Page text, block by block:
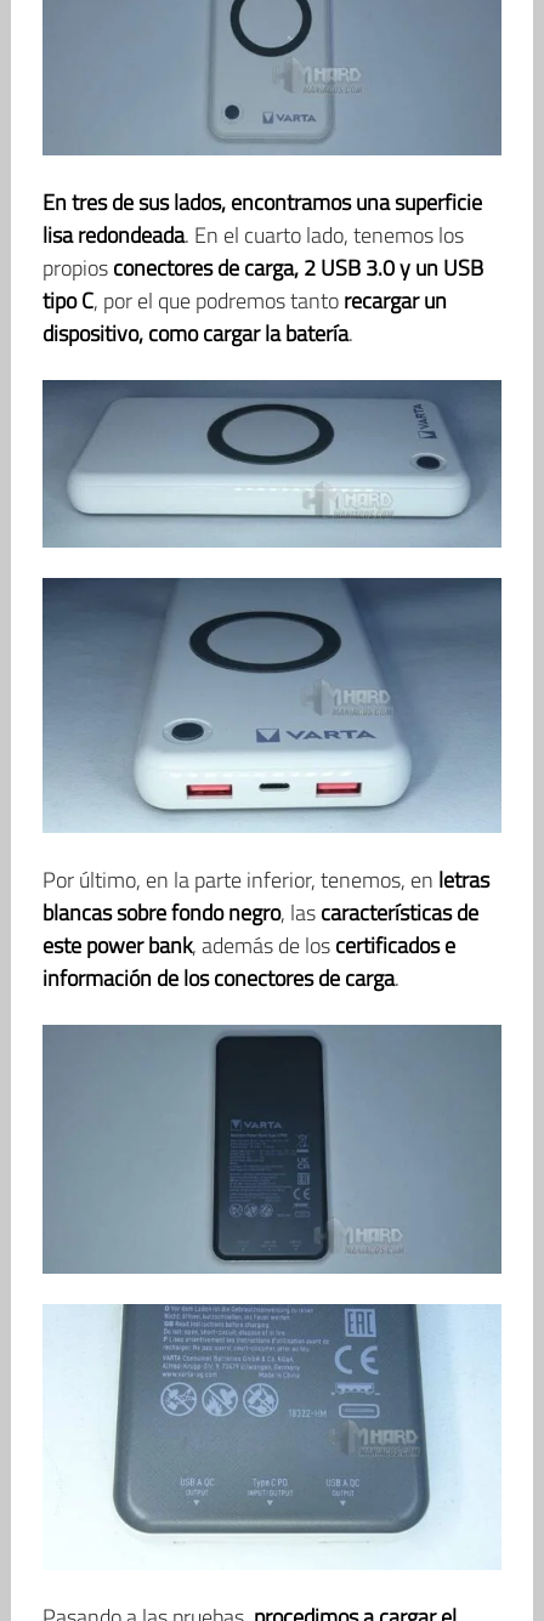
En tres de sus lados, encontramos una superficie
lisa redondeada. En el cuarto lado, tenemos los
propiosconectores de carga, 2 USB 3.0 y un USB
tipo C, por el que podremos tantorecargar un
dispositivo, como cargar la batería.
Por último, en la parte inferior, tenemos, en letras
blancas sobre fondo negro, lascaracterísticas de
este power bank, además de loscertificados e
información de los conectores de carga.